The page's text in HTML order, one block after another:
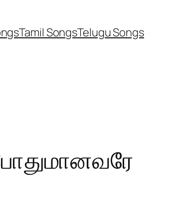
Tamil SongsTelugu Songs